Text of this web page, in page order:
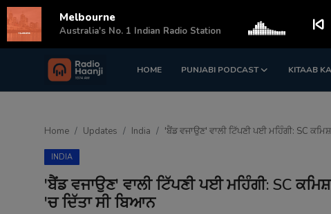
HOME PUNJABI PODCAST KITAAB
Login Register
Punjabi Podcast
Kitaab Kahani
Home Updates India 'ਬੈਂਡ ਵਜਾਉਣ' ਵਾਲੀ ਟਿੱਪਣੀ ਪਈ ਮਹਿੰਗੀ: SC
INDIA
'ਬੈਂਡ ਵਜਾਉਣ' ਵਾਲੀ ਟਿੱਪਣੀ ਪਈ ਮਹਿੰਗੀ: SC
'ਚ ਦਿੱਤਾ ਸੀ ਬਿਆਨ
Melbourne
Australia's No. 1 Indian Radio Station skip_previous